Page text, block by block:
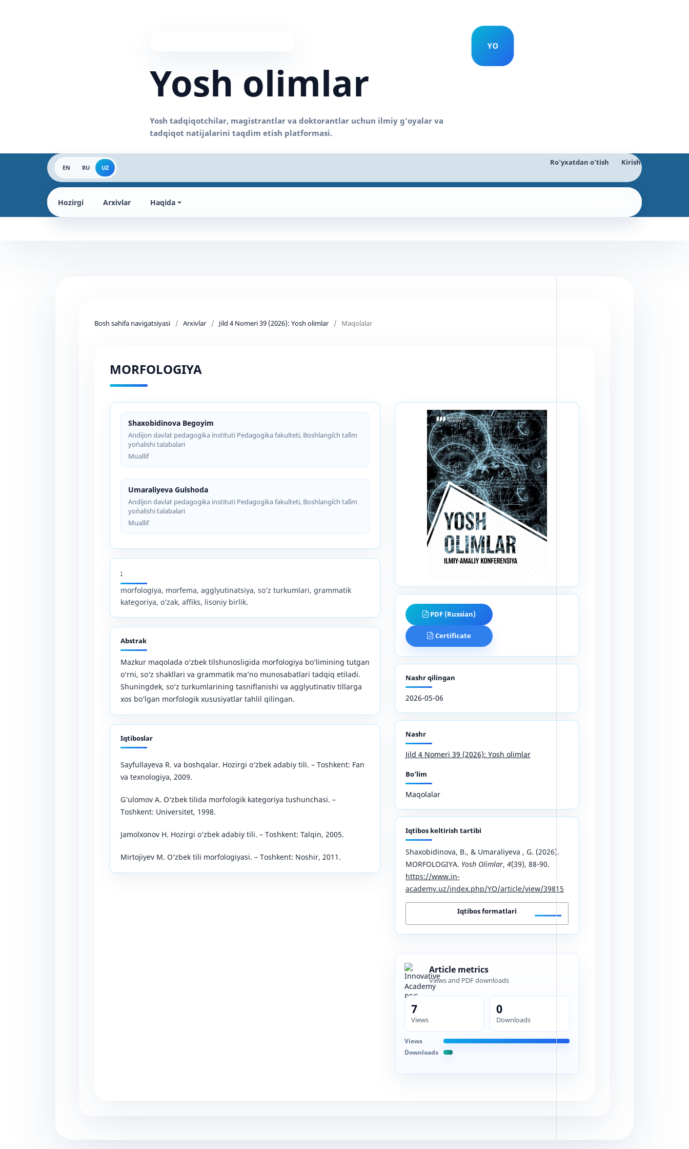
Yosh olimlar
EN RU UZ
Ro'yxatdan o'tish Kirish
Hozirgi Arxivlar Haqida
Bosh sahifa navigatsiyasi / Arxivlar / Jild 4 Nomeri 39 (2026): Yosh olimlar / Maqolalar
MORFOLOGIYA
Shaxobidinova Begoyim
Andijon davlat pedagogika instituti Pedagogika fakulteti, Boshlang`ich ta`lim
yo`nalishi talabalari
Muallif
Umaraliyeva Gulshoda
Andijon davlat pedagogika instituti Pedagogika fakulteti, Boshlang`ich ta`lim
yo`nalishi talabalari
Muallif
;
morfologiya, morfema, agglyutinatsiya, so‘z turkumlari, grammatik
kategoriya, o‘zak, affiks, lisoniy birlik.
Abstrak
Mazkur maqolada o‘zbek tilshunosligida morfologiya bo‘limining tutgan
o‘rni, so‘z shakllari va grammatik ma’no munosabatlari tadqiq etiladi.
Shuningdek, so‘z turkumlarining tasniflanishi va agglyutinativ tillarga
xos bo‘lgan morfologik xususiyatlar tahlil qilingan.
Iqtiboslar
Sayfullayeva R. va boshqalar. Hozirgi o‘zbek adabiy tili. – Toshkent: Fan
va texnologiya, 2009.
G‘ulomov A. O‘zbek tilida morfologik kategoriya tushunchasi. –
Toshkent: Universitet, 1998.
Jamolxonov H. Hozirgi o‘zbek adabiy tili. – Toshkent: Talqin, 2005.
Mirtojiyev M. O‘zbek tili morfologiyasi. – Toshkent: Noshir, 2011.
PDF (Russian)
Certificate
Nashr qilingan
2026-05-06
Nashr
Jild 4 Nomeri 39 (2026): Yosh olimlar
Bo'lim
Maqolalar
Iqtibos keltirish tartibi
Shaxobidinova, B., & Umaraliyeva , G. (2026).
MORFOLOGIYA. Yosh Olimlar, 4(39), 88-90.
https://www.in-
academy.uz/index.php/YO/article/view/39815
Iqtibos formatlari
Article metrics
Views and PDF downloads
7
Views
0
Downloads
Views
Downloads